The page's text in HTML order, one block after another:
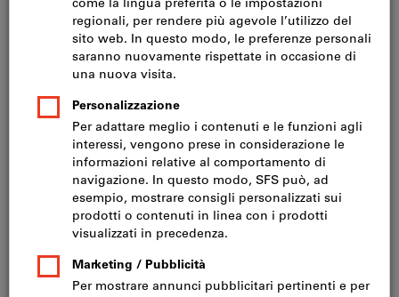
Prezzo set 5 articoli (CHF 10.12 / 1 Articolo)
Prezzo più spese di spedizione
Dimensioni in G:
20X16 26X16 36X16 12X20
26X20 36X20 20X24 26X24
46X24 56X24